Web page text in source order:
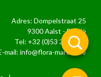
Adres: Dompelstraat 25
9300 Aalst - België
Tel: +32 (0)53 21 24 39
mail: info@flora-marckx.be